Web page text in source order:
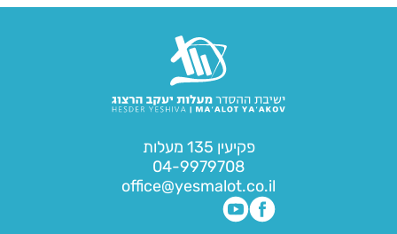
פקיעין 135 מעלות
04-9979708
office@yesmalot.co.il